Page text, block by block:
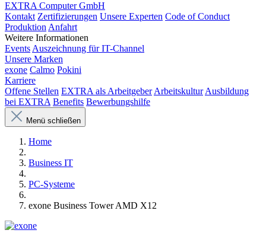
EXTRA Computer GmbH
Kontakt Zertifizierungen Unsere Experten Code of Conduct
Produktion Anfahrt
Weitere Informationen
Events Auszeichnung für IT-Channel
Unsere Marken
exone Calmo Pokini
Karriere
Offene Stellen EXTRA als Arbeitgeber Arbeitskultur Ausbildung
bei EXTRA Benefits Bewerbungshilfe
Menü schließen
Home
Business IT
PC-Systeme
exone Business Tower AMD X12